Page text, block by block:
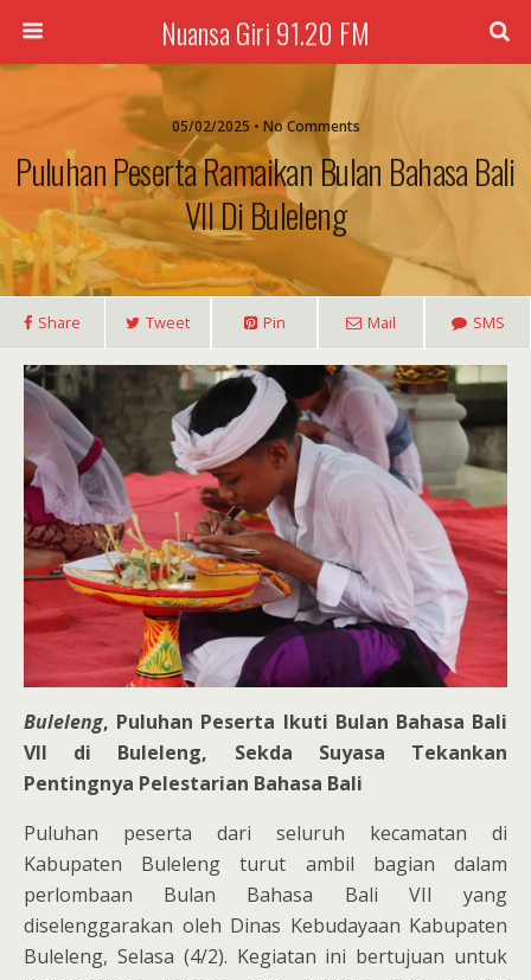
Nuansa Giri 91.20 FM
05/02/2025 • No Comments
Puluhan Peserta Ramaikan Bulan Bahasa Bali
VII Di Buleleng
Share Tweet Pin Mail SMS
Buleleng, Puluhan Peserta Ikuti Bulan Bahasa Bali
VII di Buleleng, Sekda Suyasa Tekankan
Pentingnya Pelestarian Bahasa Bali
Puluhan peserta dari seluruh kecamatan di
Kabupaten Buleleng turut ambil bagian dalam
perlombaan Bulan Bahasa Bali VII yang
diselenggarakan oleh Dinas Kebudayaan Kabupaten
Buleleng, Selasa (4/2). Kegiatan ini bertujuan untuk